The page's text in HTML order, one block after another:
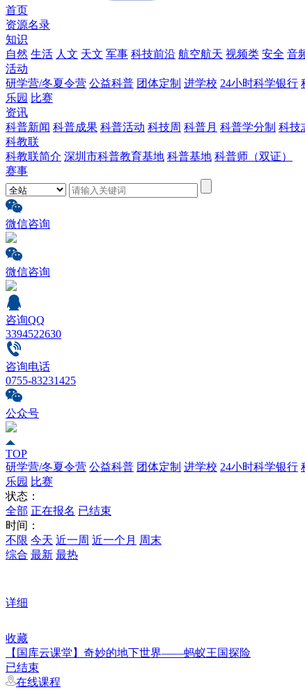
首页
资源名录
知识
自然 生活 人文 天文 军事 科技前沿 航空航天 视频类 安全 音
活动
研学营/冬夏令营 公益科普 团体定制 进学校 24小时科学银行
乐园 比赛
资讯
科普新闻 科普成果 科普活动 科技周 科普月 科普学分制 科技
科教联
科教联简介 深圳市科普教育基地 科普基地 科普师（双证）
赛事
微信咨询
微信咨询
咨询QQ
3394522630
咨询电话
0755-83231425
公众号
TOP
研学营/冬夏令营 公益科普 团体定制 进学校 24小时科学银行
乐园 比赛
状态：
全部 正在报名 已结束
时间：
不限 今天 近一周 近一个月 周末
综合 最新 最热
详细
收藏
【国库云课堂】奇妙的地下世界——蚂蚁王国探险
已结束
在线课程